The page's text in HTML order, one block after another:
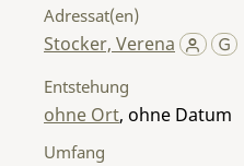
Adressat(en)
Stocker, Verena
Entstehung
ohne Ort, ohne Datum
Umfang